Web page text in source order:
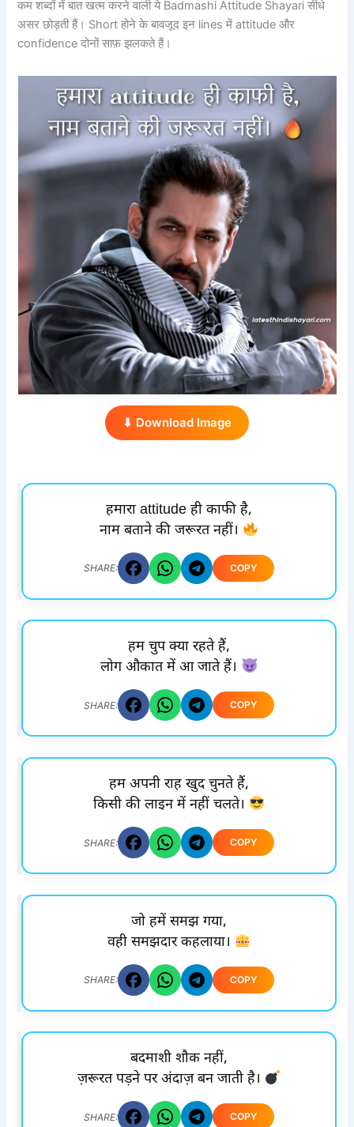
कम शब्दों में बात खत्म करने वाली ये Badmashi Attitude Shayari सीधे
असर छोड़ती हैं। Short होने के बावजूद इन lines में attitude और
confidence दोनों साफ़ झलकते हैं।
⬇ Download Image
हमारा attitude ही काफी है,
नाम बताने की जरूरत नहीं।
SHARE: COPY
हम चुप क्या रहते हैं,
लोग औकात में आ जाते हैं।
SHARE: COPY
हम अपनी राह खुद चुनते हैं,
किसी की लाइन में नहीं चलते।
SHARE: COPY
जो हमें समझ गया,
वही समझदार कहलाया।
SHARE: COPY
बदमाशी शौक नहीं,
ज़रूरत पड़ने पर अंदाज़ बन जाती है।
SHARE: COPY